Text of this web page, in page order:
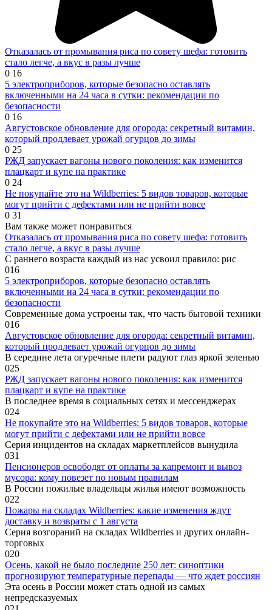
Отказалась от промывания риса по совету шефа: готовить
стало легче, а вкус в разы лучше
0 16
5 электроприборов, которые безопасно оставлять
включенными на 24 часа в сутки: рекомендации по
безопасности
0 16
Августовское обновление для огорода: секретный витамин,
который продлевает урожай огурцов до зимы
0 25
РЖД запускает вагоны нового поколения: как изменится
плацкарт и купе на практике
0 24
Не покупайте это на Wildberries: 5 видов товаров, которые
могут прийти с дефектами или не прийти вовсе
0 31
Вам также может понравиться
Отказалась от промывания риса по совету шефа: готовить
стало легче, а вкус в разы лучше
С раннего возраста каждый из нас усвоил правило: рис
016
5 электроприборов, которые безопасно оставлять
включенными на 24 часа в сутки: рекомендации по
безопасности
Современные дома устроены так, что часть бытовой техники
016
Августовское обновление для огорода: секретный витамин,
который продлевает урожай огурцов до зимы
В середине лета огуречные плети радуют глаз яркой зеленью
025
РЖД запускает вагоны нового поколения: как изменится
плацкарт и купе на практике
В последнее время в социальных сетях и мессенджерах
024
Не покупайте это на Wildberries: 5 видов товаров, которые
могут прийти с дефектами или не прийти вовсе
Серия инцидентов на складах маркетплейсов вынудила
031
Пенсионеров освободят от оплаты за капремонт и вывоз
мусора: кому повезет по новым правилам
В России пожилые владельцы жилья имеют возможность
022
Пожары на складах Wildberries: какие изменения ждут
доставку и возвраты с 1 августа
Серия возгораний на складах Wildberries и других онлайн-
торговых
020
Осень, какой не было последние 250 лет: синоптики
прогнозируют температурные перепады — что ждет россиян
Эта осень в России может стать одной из самых
непредсказуемых